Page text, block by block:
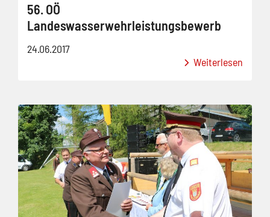
56. OÖ
Landeswasserwehrleistungsbewerb
24.06.2017
Weiterlesen